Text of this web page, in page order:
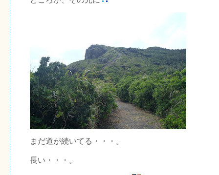
まだ道が続いてる・・・。
長い・・・。